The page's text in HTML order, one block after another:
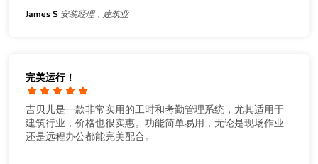
James S安装经理，建筑业
完美运行！
吉贝儿是一款非常实用的工时和考勤管理系统，尤其适用于
建筑行业，价格也很实惠。功能简单易用，无论是现场作业
还是远程办公都能完美配合。